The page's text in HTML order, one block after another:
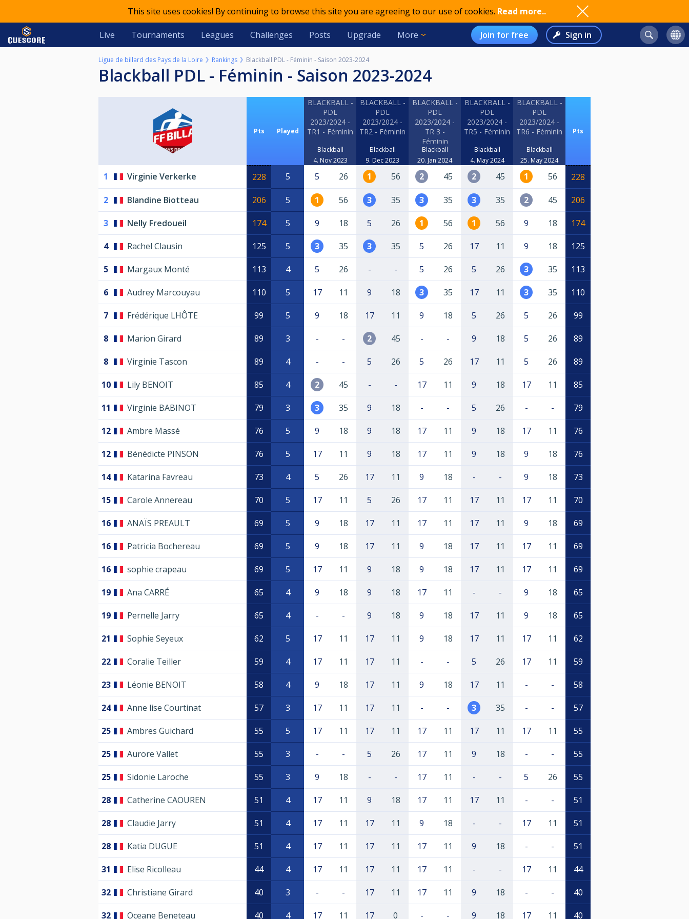
This site uses cookies! By continuing to browse this site you are agreeing to our use of cookies. Read more..
Live Tournaments Leagues Challenges Posts Upgrade More Join for free Sign in
Ligue de billard des Pays de la Loire Rankings Blackball PDL - Féminin - Saison 2023-2024
Blackball PDL - Féminin - Saison 2023-2024
Pts Played
BLACKBALL -
PDL
2023/2024 -
TR1 - Féminin
Blackball
4. Nov 2023
BLACKBALL -
PDL
2023/2024 -
TR2 - Féminin
Blackball
9. Dec 2023
BLACKBALL -
PDL
2023/2024 -
TR 3 -
Féminin
Blackball
20. Jan 2024
BLACKBALL -
PDL
2023/2024 -
TR5 - Féminin
Blackball
4. May 2024
BLACKBALL -
PDL
2023/2024 -
TR6 - Féminin
Blackball
25. May 2024
Pts
1 Virginie Verkerke 228 5 5 26 1 56 2 45 2 45 1 56 228
2 Blandine Biotteau 206 5 1 56 3 35 3 35 3 35 2 45 206
3 Nelly Fredoueil 174 5 9 18 5 26 1 56 1 56 9 18 174
4 Rachel Clausin 125 5 3 35 3 35 5 26 17 11 9 18 125
5 Margaux Monté 113 4 5 26 - - 5 26 5 26 3 35 113
6 Audrey Marcouyau 110 5 17 11 9 18 3 35 17 11 3 35 110
7 Frédérique LHÔTE 99 5 9 18 17 11 9 18 5 26 5 26 99
8 Marion Girard 89 3 - - 2 45 - - 9 18 5 26 89
8 Virginie Tascon 89 4 - - 5 26 5 26 17 11 5 26 89
10 Lily BENOIT 85 4 2 45 - - 17 11 9 18 17 11 85
11 Virginie BABINOT 79 3 3 35 9 18 - - 5 26 - - 79
12 Ambre Massé 76 5 9 18 9 18 17 11 9 18 17 11 76
12 Bénédicte PINSON 76 5 17 11 9 18 17 11 9 18 9 18 76
14 Katarina Favreau 73 4 5 26 17 11 9 18 - - 9 18 73
15 Carole Annereau 70 5 17 11 5 26 17 11 17 11 17 11 70
16 ANAÏS PREAULT 69 5 9 18 17 11 17 11 17 11 9 18 69
16 Patricia Bochereau 69 5 9 18 17 11 9 18 17 11 17 11 69
16 sophie crapeau 69 5 17 11 9 18 9 18 17 11 17 11 69
19 Ana CARRÉ 65 4 9 18 9 18 17 11 - - 9 18 65
19 Pernelle Jarry 65 4 - - 9 18 9 18 17 11 9 18 65
21 Sophie Seyeux 62 5 17 11 17 11 9 18 17 11 17 11 62
22 Coralie Teiller 59 4 17 11 17 11 - - 5 26 17 11 59
23 Léonie BENOIT 58 4 9 18 17 11 9 18 17 11 - - 58
24 Anne lise Courtinat 57 3 17 11 17 11 - - 3 35 - - 57
25 Ambres Guichard 55 5 17 11 17 11 17 11 17 11 17 11 55
25 Aurore Vallet 55 3 - - 5 26 17 11 9 18 - - 55
25 Sidonie Laroche 55 3 9 18 - - 17 11 - - 5 26 55
28 Catherine CAOUREN 51 4 17 11 9 18 17 11 17 11 - - 51
28 Claudie Jarry 51 4 17 11 17 11 9 18 - - 17 11 51
28 Katia DUGUE 51 4 17 11 17 11 17 11 9 18 - - 51
31 Elise Ricolleau 44 4 17 11 17 11 17 11 - - 17 11 44
32 Christiane Girard 40 3 - - 17 11 17 11 9 18 - - 40
32 Oceane Beneteau 40 4 17 11 17 0 - - 9 18 17 11 40